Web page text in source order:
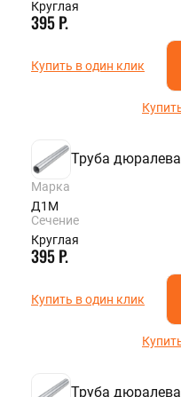
Круглая
395 Р.
Купить в один клик
Труба
Марка
Д1М
Сечение
Круглая
395 Р.
Купить в один клик
Труба